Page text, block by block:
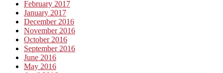
February 2017
January 2017
December 2016
November 2016
October 2016
September 2016
June 2016
May 2016